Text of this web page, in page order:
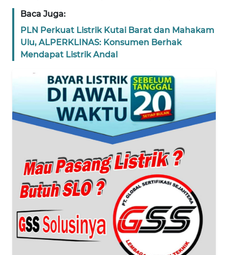
Baca Juga:
PLN Perkuat Listrik Kutai Barat dan Mahakam
Ulu, ALPERKLINAS: Konsumen Berhak
Mendapat Listrik Andal
SUMUT
WN
JAKARTA
WN
BANTEN
NTT
WN
WN
PAPUA